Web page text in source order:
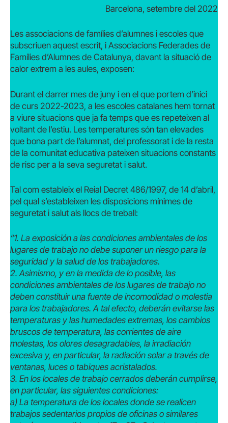
Barcelona, setembre del 2022
Les associacions de famílies d’alumnes i escoles que
subscriuen aquest escrit, i Associacions Federades de
Famílies d’Alumnes de Catalunya, davant la situació de
calor extrem a les aules, exposen:
Durant el darrer mes de juny i en el que portem d’inici
de curs 2022-2023, a les escoles catalanes hem tornat
a viure situacions que ja fa temps que es repeteixen al
voltant de l’estiu. Les temperatures són tan elevades
que bona part de l’alumnat, del professorat i de la resta
de la comunitat educativa pateixen situacions constants
de risc per a la seva seguretat i salut.
Tal com estableix el Reial Decret 486/1997, de 14 d’abril,
pel qual s’estableixen les disposicions mínimes de
seguretat i salut als llocs de treball:
“1. La exposición a las condiciones ambientales de los
lugares de trabajo no debe suponer un riesgo para la
seguridad y la salud de los trabajadores.
2. Asimismo, y en la medida de lo posible, las
condiciones ambientales de los lugares de trabajo no
deben constituir una fuente de incomodidad o molestia
para los trabajadores. A tal efecto, deberán evitarse las
temperaturas y las humedades extremas, los cambios
bruscos de temperatura, las corrientes de aire
molestas, los olores desagradables, la irradiación
excesiva y, en particular, la radiación solar a través de
ventanas, luces o tabiques acristalados.
3. En los locales de trabajo cerrados deberán cumplirse,
en particular, las siguientes condiciones:
a) La temperatura de los locales donde se realicen
trabajos sedentarios propios de oficinas o similares